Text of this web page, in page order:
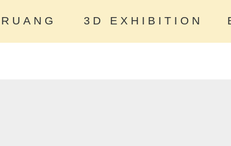
RUANG 3D EXHIBITION